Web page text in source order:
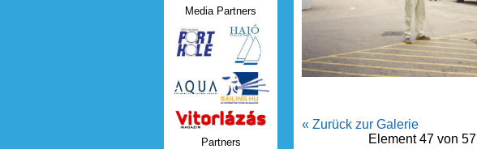
« Zurück zur Galerie
Element 47 von 57
Media Partners
Vitorlazas_magazin.jpg
Partners